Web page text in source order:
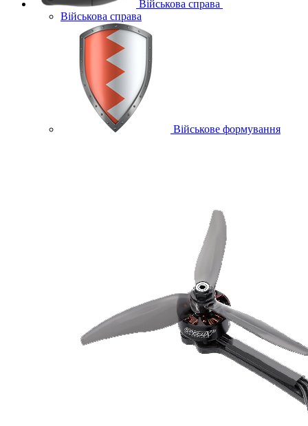
Військова справа
Військова справа
Військове формування